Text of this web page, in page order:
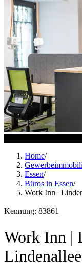
Home/
Essen/
Büros in Essen/
Work Inn |
Kennung: 83861
Work Inn |